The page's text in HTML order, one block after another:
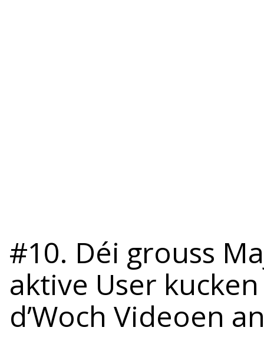
#10. Déi grouss
aktive User
d’Woch Videoen